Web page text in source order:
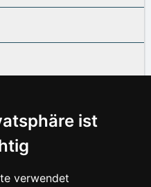
ist
verwendet
Hohe Tatra